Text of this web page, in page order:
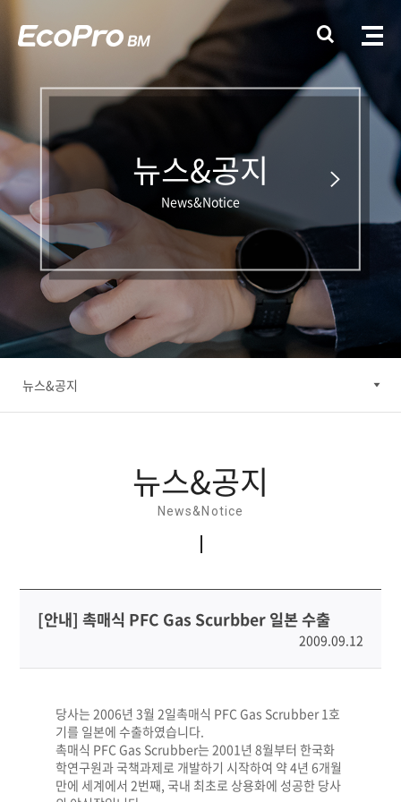
뉴스&공지
News&Notice
뉴스&공지
뉴스&공지
News&Notice
[안내] 촉매식 PFC Gas Scurbber 일본 수출
2009.09.12
당사는 2006년 3월 2일촉매식 PFC Gas Scrubber 1호
기를 일본에수출하였습니다.
촉매식 PFC Gas Scrubber는 2001년 8월부터한국화
학연구원과국책과제로 개발하기 시작하여 약4년 6개월
만에 세계에서 2번째,국내 최초로 상용화에 성공한 당사